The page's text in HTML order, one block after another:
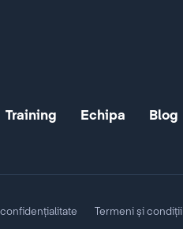
Training Echipa Blog
Termeni și condiții